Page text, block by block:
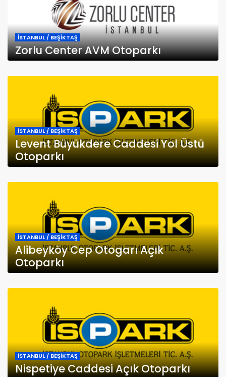
İSTANBUL / BEŞİKTAŞ
Zorlu Center AVM Otoparkı
İSTANBUL / BEŞİKTAŞ
Levent Büyükdere Caddesi Yol Üstü
Otoparkı
İSTANBUL / BEŞİKTAŞ
Alibeyköy Cep Otogarı Açık
Otoparkı
İSTANBUL / BEŞİKTAŞ
Nispetiye Caddesi Açık Otoparkı